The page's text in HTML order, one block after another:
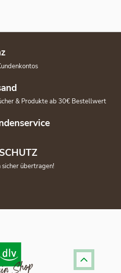
& Produkte ab 30€ Bestellwert
übertragen!